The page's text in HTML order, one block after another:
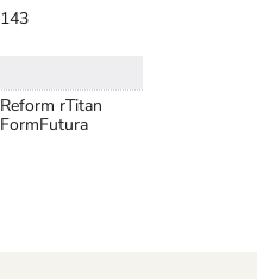
143
Reform rTitan
FormFutura